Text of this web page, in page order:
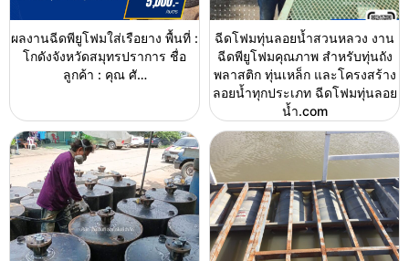
ผลงานฉีดพียูโฟมใส่เรือยาง พื้นที่ :
โกดังจังหวัดสมุทรปราการ ชื่อ
ลูกค้า : คุณ ศั…
ฉีดโฟมทุ่นลอยน้ำสวนหลวง งาน
ฉีดพียูโฟมคุณภาพ สำหรับทุ่นถัง
พลาสติก ทุ่นเหล็ก และโครงสร้าง
ลอยน้ำทุกประเภท ฉีดโฟมทุ่นลอย
น้ำ.com